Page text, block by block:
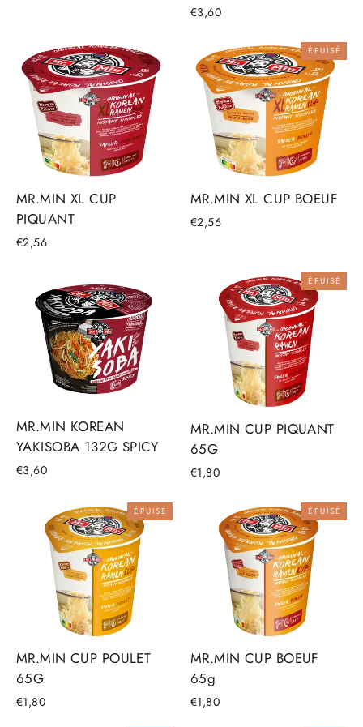
€3,60
MR.MIN XL CUP
PIQUANT
€2,56
ÉPUISÉ
MR.MIN XL CUP BOEUF
€2,56
MR.MIN KOREAN
YAKISOBA 132G SPICY
€3,60
ÉPUISÉ
MR.MIN CUP PIQUANT
65G
€1,80
ÉPUISÉ
MR.MIN CUP POULET
65G
€1,80
ÉPUISÉ
MR.MIN CUP BOEUF
65g
€1,80